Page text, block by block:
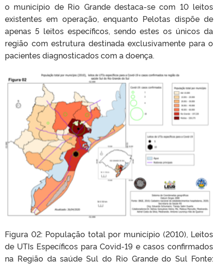
o município de Rio Grande destaca-se com 10 leitos
existentes em operação, enquanto Pelotas dispõe de
apenas 5 leitos específicos, sendo estes os únicos da
região com estrutura destinada exclusivamente para o
pacientes diagnosticados com a doença.
Figura 02: População total por município (2010), Leitos
de UTIs Específicos para Covid-19 e casos confirmados
na Região da saúde Sul do Rio Grande do Sul Fonte: